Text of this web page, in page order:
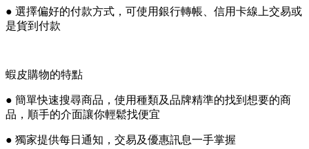
● 選擇偏好的付款方式，可使用銀行轉帳、信用卡線上交易或
是貨到付款
蝦皮購物的特點
● 簡單快速搜尋商品，使用種類及品牌精準的找到想要的商
品，順手的介面讓你輕鬆找便宜
● 獨家提供每日通知，交易及優惠訊息一手掌握